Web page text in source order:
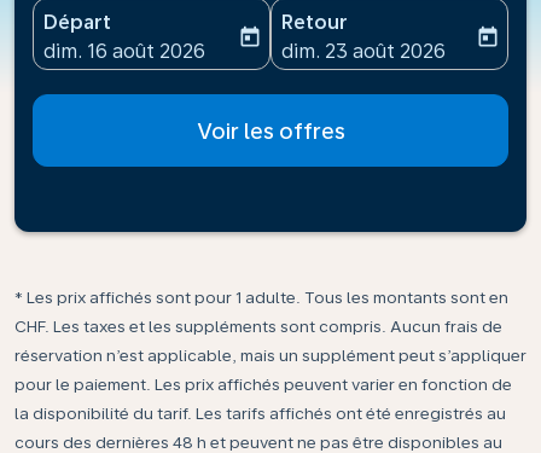
Départ
fc-booking-departure-date-aria-label
dim. 16 août 2026
today
Retour
fc-booking-return-date-
dim. 23 août 2026
today
Voir les offres
* Les prix affichés sont pour 1 adulte. Tous les montants sont en
CHF. Les taxes et les suppléments sont compris. Aucun frais de
réservation n’est applicable, mais un supplément peut s’appliquer
pour le paiement. Les prix affichés peuvent varier en fonction de
la disponibilité du tarif. Les tarifs affichés ont été enregistrés au
cours des dernières 48 h et peuvent ne pas être disponibles au